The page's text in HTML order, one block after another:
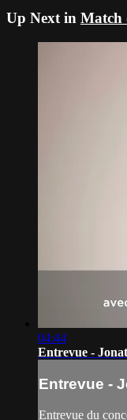
Up Next in Match
04:44
Entrevue -
Entrevue -
Entrevue du